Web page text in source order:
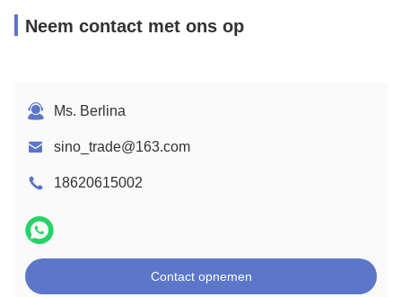
Neem contact met ons op
Ms. Berlina
sino_trade@163.com
18620615002
Contact opnemen